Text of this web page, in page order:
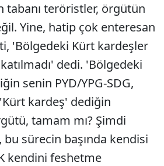
tabanı teröristler, örgütün
Yine, hatip çok enteresan
'Bölgedeki Kürt kardeşler
dedi. 'Bölgedeki
senin PYD/YPG-SDG,
'Kürt kardeş' dediğin
tamam mı? Şimdi
bu sürecin başında kendisi
kendini feshetme